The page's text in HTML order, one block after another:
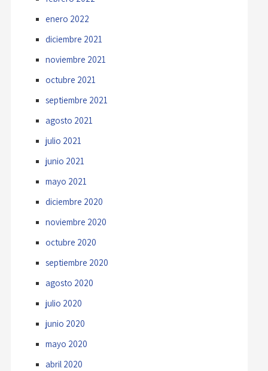
enero 2022
diciembre 2021
noviembre 2021
octubre 2021
septiembre 2021
agosto 2021
julio 2021
junio 2021
mayo 2021
diciembre 2020
noviembre 2020
octubre 2020
septiembre 2020
agosto 2020
julio 2020
junio 2020
mayo 2020
abril 2020